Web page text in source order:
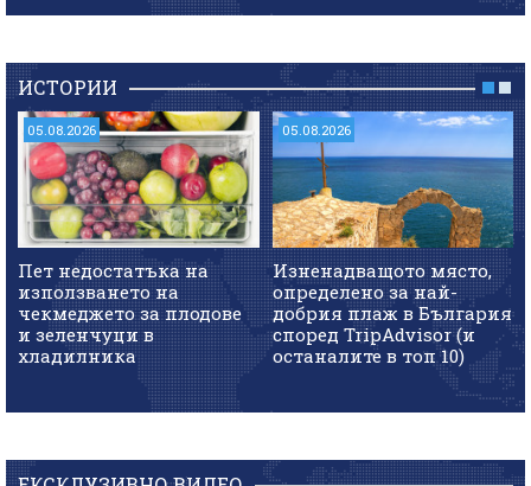
ИСТОРИИ
05.08.2026
Пет недостатъка на
използването на
чекмеджето за плодове
и зеленчуци в
хладилника
05.08.2026
Изненадващото място,
определено за най-
добрия плаж в България
според TripAdvisor (и
останалите в топ 10)